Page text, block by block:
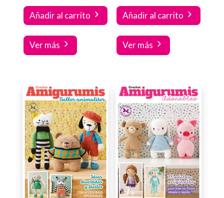
Añadir al carrito
Ver más
Añadir al carrito
Ver más